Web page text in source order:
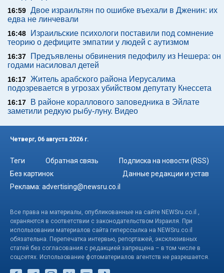
16:59 Двое израильтян по ошибке въехали в Дженин: их
едва не линчевали
16:48
Израильские психологи поставили под сомнение
теорию о дефиците эмпатии у людей с аутизмом
16:37
Предъявлены обвинения педофилу из Нешера: он
годами насиловал детей
16:17 Житель арабского района Иерусалима
подозревается в угрозах убийством депутату Кнессета
16:17
В районе кораллового заповедника в Эйлате
заметили редкую рыбу-луну. Видео
Четверг, 06 августа 2026 г.
Теги Обратная связь
Подписка на новости (RSS)
Без картинок
Данные редакции и устав
Реклама: advertising@newsru.co.il
Все права на материалы, опубликованные на сайте NEWSru.co.il ,
охраняются в соответствии с законодательством Израиля. При
использовании материалов сайта гиперссылка на NEWSru.co.il
обязательна. Перепечатка интервью, репортажей, эксклюзивных
статей без согласования с редакцией запрещена – в том числе в
соцсетях. Использование фотоматериалов агентств не разрешается.